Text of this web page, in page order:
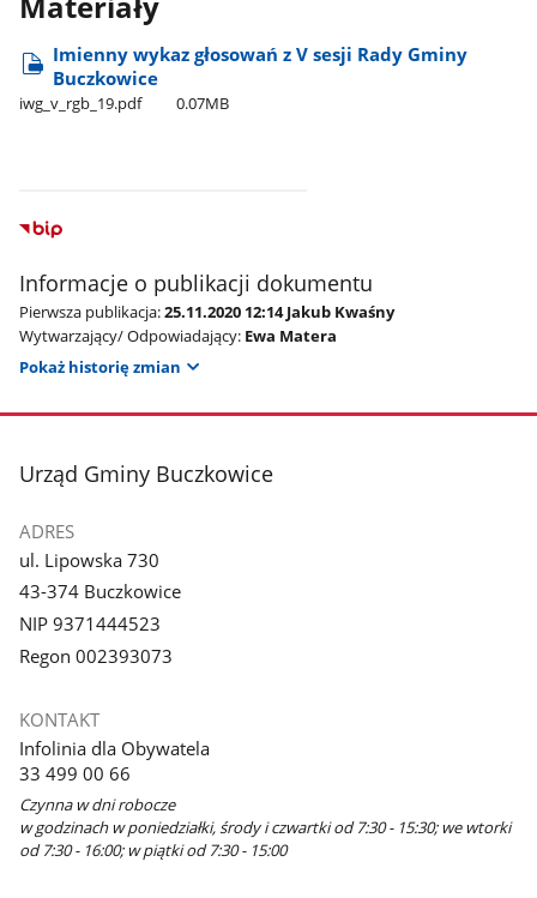
Imienny wykaz głosowań z V sesji Rady Gminy
Buczkowice
iwg​_v​_rgb​_19.pdf 0.07MB
Informacje o publikacji dokumentu
Pierwsza publikacja:25.11.2020 12:14 Jakub Kwaśny
Wytwarzający/ Odpowiadający: Ewa Matera
Pokaż historię zmian
stopka
Urząd Gminy Buczkowice
ADRES
ul. Lipowska 730
43-374 Buczkowice
NIP 9371444523
Regon 002393073
KONTAKT
Infolinia dla Obywatela
33 499 00 66
Czynna w dni robocze
w godzinach w poniedziałki, środy i czwartki od 7:30 - 15:30; we wtorki
od 7:30 - 16:00; w piątki od 7:30 - 15:00